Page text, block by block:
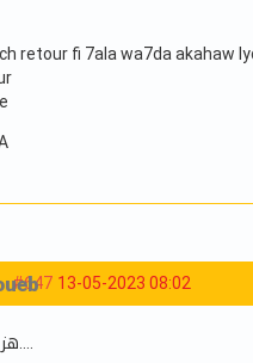
retour fi 7ala wa7da akahaw
#647 13-05-2023 08:02